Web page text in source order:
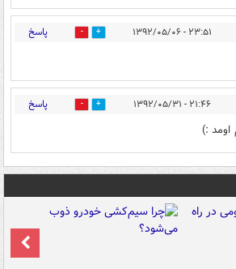
۲۳:۵۱ - ۱۳۹۲/۰۵/۰۶ 0 پاسخ
۲۱:۴۶ - ۱۳۹۲/۰۵/۳۱ 0 پاسخ
:)